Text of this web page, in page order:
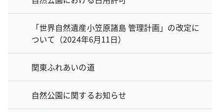
「世界自然遺産小笠原諸島 管理計画」の改定に
ついて（2024年6月11日）
関東ふれあいの道
自然公園に関するお知らせ